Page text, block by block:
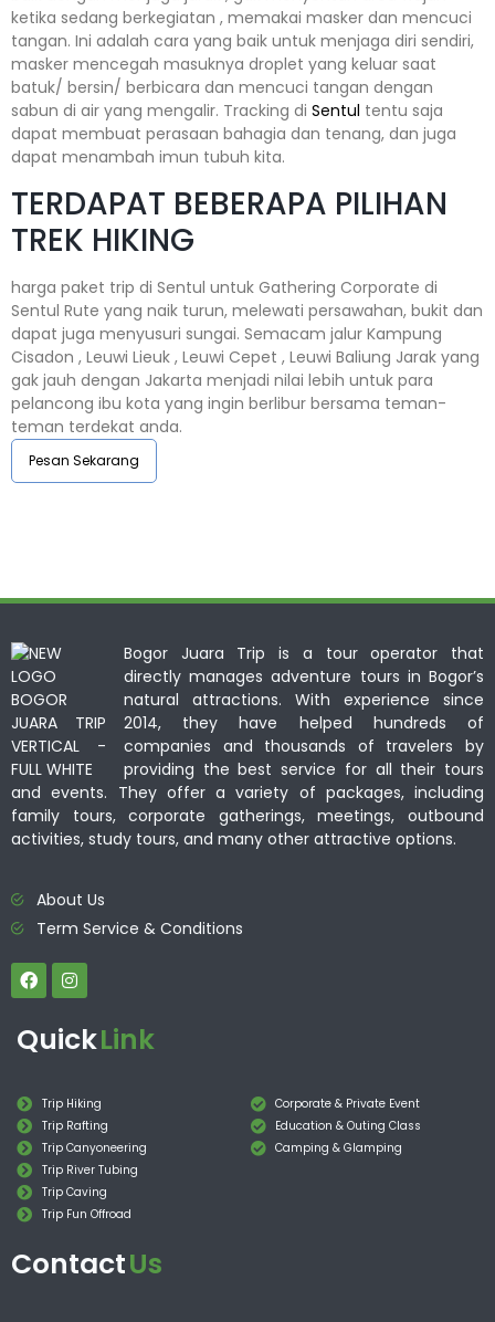
ketika sedang berkegiatan , memakai masker dan mencuci
tangan. Ini adalah cara yang baik untuk menjaga diri sendiri,
masker mencegah masuknya droplet yang keluar saat
batuk/ bersin/ berbicara dan mencuci tangan dengan
sabun di air yang mengalir. Tracking di Sentul tentu saja
dapat membuat perasaan bahagia dan tenang, dan juga
dapat menambah imun tubuh kita.
TERDAPAT BEBERAPA PILIHAN
TREK HIKING
harga paket trip di Sentul untuk Gathering Corporate di
Sentul Rute yang naik turun, melewati persawahan, bukit dan
dapat juga menyusuri sungai. Semacam jalur Kampung
Cisadon , Leuwi Lieuk , Leuwi Cepet , Leuwi Baliung Jarak yang
gak jauh dengan Jakarta menjadi nilai lebih untuk para
pelancong ibu kota yang ingin berlibur bersama teman-
teman terdekat anda.
Pesan Sekarang
Bogor Juara Trip is a tour operator that
directly manages adventure tours in Bogor’s
natural attractions. With experience since
2014, they have helped hundreds of
companies and thousands of travelers by
providing the best service for all their tours
and events. They offer a variety of packages, including
family tours, corporate gatherings, meetings, outbound
activities, study tours, and many other attractive options.
About Us
Term Service & Conditions
QuickLink
Trip Hiking
Trip Rafting
Trip Canyoneering
Trip River Tubing
Trip Caving
Trip Fun Offroad
Corporate & Private Event
Education & Outing Class
Camping & Glamping
ContactUs